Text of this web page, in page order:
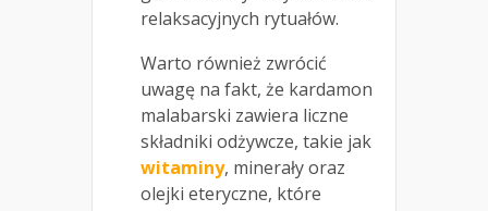
relaksacyjnych rytuałów.
Warto również zwrócić
uwagę na fakt, że kardamon
malabarski zawiera liczne
składniki odżywcze, takie jak
witaminy, minerały oraz
olejki eteryczne, które